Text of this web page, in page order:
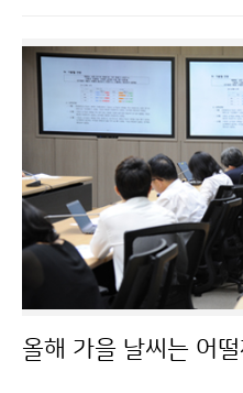
올해 가을 날씨는 어